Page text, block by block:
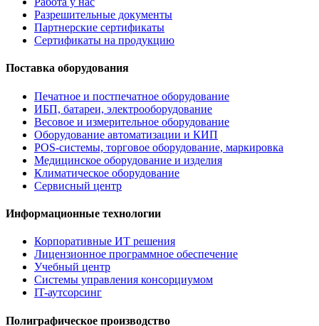
Разрешительные документы
Партнерские сертификаты
Сертификаты на продукцию
Поставка оборудования
Печатное и постпечатное оборудование
ИБП, батареи, электрооборудование
Весовое и измерительное оборудование
Оборудование автоматизации и КИП
POS-системы, торговое оборудование, маркировка
Медицинское оборудование и изделия
Климатическое оборудование
Сервисный центр
Информационные технологии
Корпоративные ИТ решения
Лицензионное программное обеспечение
Учебный центр
Системы управления консорциумом
IT-аутсорсинг
Полиграфическое производство